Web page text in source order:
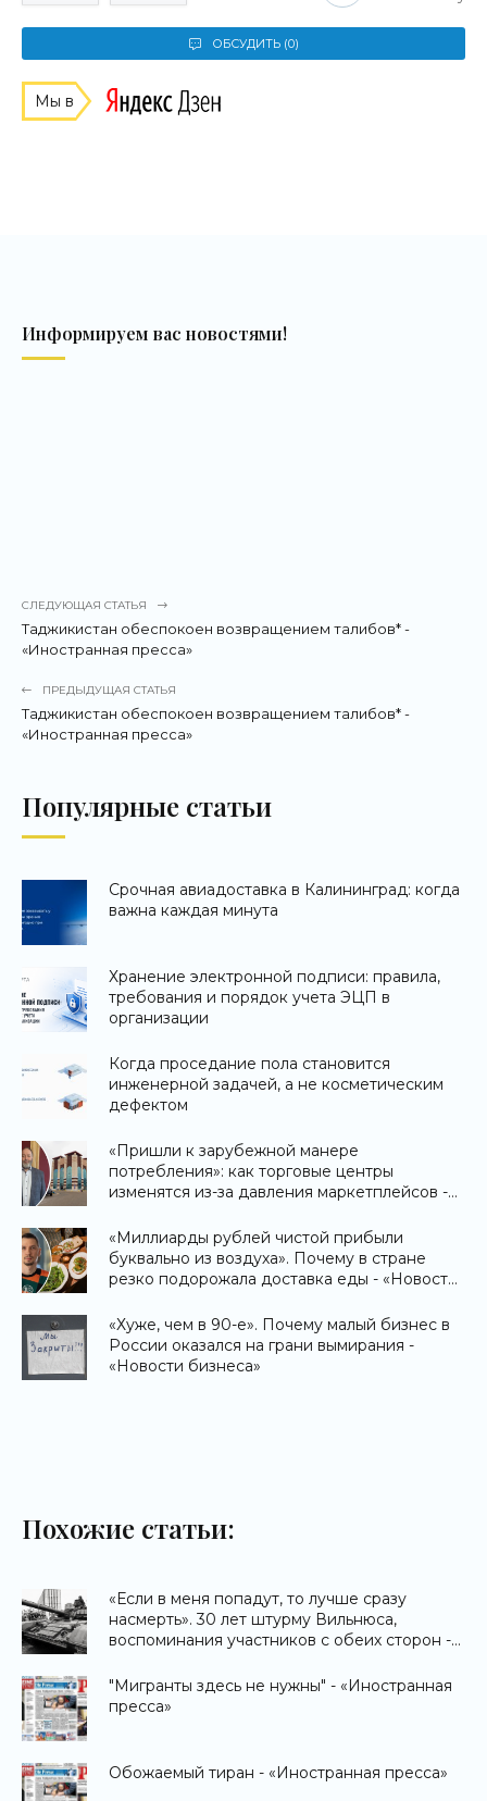
ОБСУДИТЬ (0)
Мы в
Информируем вас новостями!
СЛЕДУЮЩАЯ СТАТЬЯ
Таджикистан обеспокоен возвращением талибов* -
«Иностранная пресса»
ПРЕДЫДУЩАЯ СТАТЬЯ
Таджикистан обеспокоен возвращением талибов* -
«Иностранная пресса»
Популярные статьи
Срочная авиадоставка в Калининград: когда
важна каждая минута
Хранение электронной подписи: правила,
требования и порядок учета ЭЦП в
организации
Когда проседание пола становится
инженерной задачей, а не косметическим
дефектом
«Пришли к зарубежной манере
потребления»: как торговые центры
изменятся из-за давления маркетплейсов -
«Миллиарды рублей чистой прибыли
буквально из воздуха». Почему в стране
резко подорожала доставка еды - «Новости
«Хуже, чем в 90-е». Почему малый бизнес в
России оказался на грани вымирания -
«Новости бизнеса»
Похожие статьи:
«Если в меня попадут, то лучше сразу
насмерть». 30 лет штурму Вильнюса,
воспоминания участников с обеих сторон -
"Мигранты здесь не нужны" - «Иностранная
пресса»
Обожаемый тиран - «Иностранная пресса»